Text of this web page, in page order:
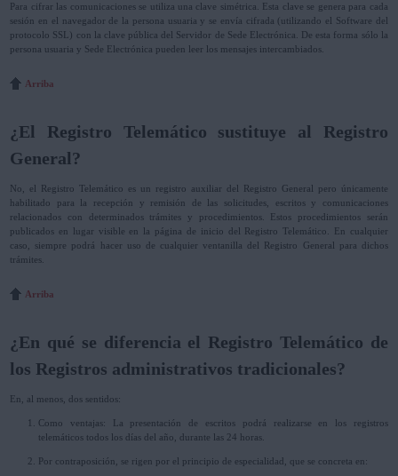
Para cifrar las comunicaciones se utiliza una clave simétrica. Esta clave se genera para cada
sesión en el navegador de la persona usuaria y se envía cifrada (utilizando el Software del
protocolo SSL) con la clave pública del Servidor de Sede Electrónica. De esta forma sólo la
persona usuaria y Sede Electrónica pueden leer los mensajes intercambiados.
Arriba
¿El Registro Telemático sustituye al Registro
General?
No, el Registro Telemático es un registro auxiliar del Registro General pero únicamente
habilitado para la recepción y remisión de las solicitudes, escritos y comunicaciones
relacionados con determinados trámites y procedimientos. Estos procedimientos serán
publicados en lugar visible en la página de inicio del Registro Telemático. En cualquier
caso, siempre podrá hacer uso de cualquier ventanilla del Registro General para dichos
trámites.
Arriba
¿En qué se diferencia el Registro Telemático de
los Registros administrativos tradicionales?
En, al menos, dos sentidos:
Como ventajas: La presentación de escritos podrá realizarse en los registros
telemáticos todos los días del año, durante las 24 horas.
Por contraposición, se rigen por el principio de especialidad, que se concreta en: